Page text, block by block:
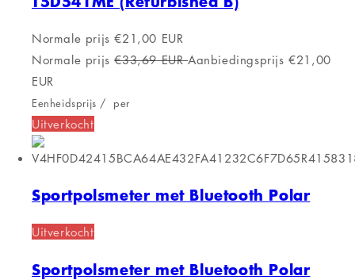
Normale prijs €21,00 EUR
Normale prijs €33,69 EURAanbiedingsprijs €21,00
EUR
Eenheidsprijs / per
Uitverkocht
Sportpolsmeter met Bluetooth Polar
Uitverkocht
Sportpolsmeter met Bluetooth Polar